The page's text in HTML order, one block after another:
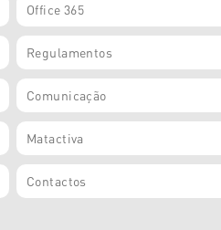
Office 365
Regulamentos
Comunicação
Matactiva
Contactos